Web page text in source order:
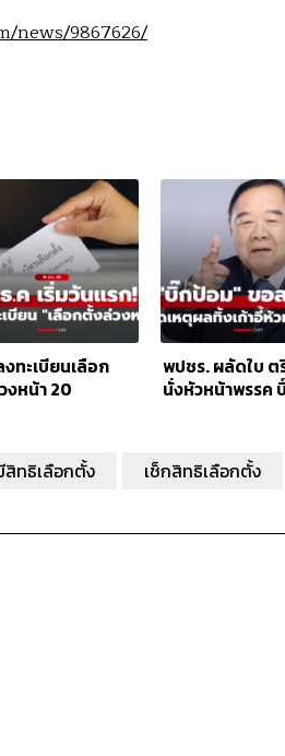
news/9867626/
งทะเบียนเลือก
งหน้า 20
พปชร. ผลัดใบ ต
นั่งหัวหน้าพรรค
ทธิเลือกตั้ง เช็กสิทธิเลือกตั้ง